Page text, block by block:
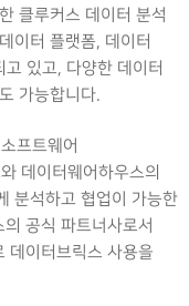
클루커스 데이터 분석
이터 플랫폼, 데이터
있고, 다양한 데이터
가능합니다.
프트웨어
데이터웨어하우스의
분석하고 협업이 가능한
공식 파트너사로서
데이터브릭스 사용을